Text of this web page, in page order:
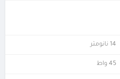
14 نانومتر
45 واط